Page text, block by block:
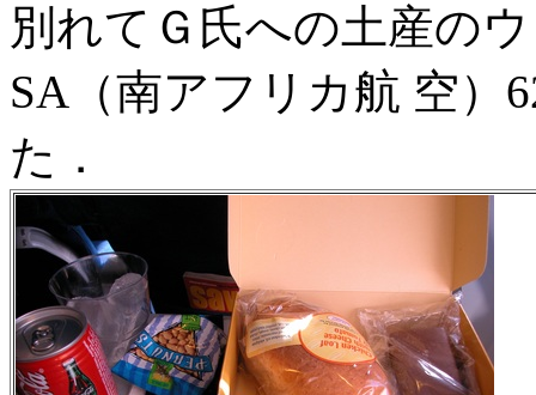
別れてＧ氏への土産の
SA（南アフリカ航 空）
た．